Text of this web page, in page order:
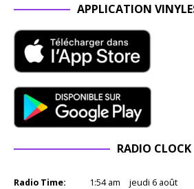
APPLICATION
RADIO CLOCK
Radio Time: 1:54 am jeudi 6 août